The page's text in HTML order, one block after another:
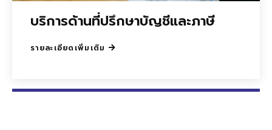
บริการด้านที่ปรึกษาบัญชีและภาษี
รายละเอียดเพิ่มเติม